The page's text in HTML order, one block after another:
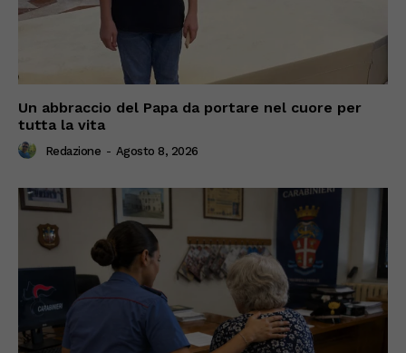
Un abbraccio del Papa da portare nel cuore per
tutta la vita
Redazione - Agosto 8, 2026